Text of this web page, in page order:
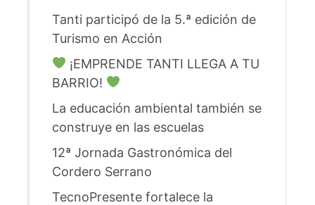
Tanti participó de la 5.ª edición de
Turismo en Acción
¡EMPRENDE TANTI LLEGA A TU
BARRIO!
La educación ambiental también se
construye en las escuelas
12ª Jornada Gastronómica del
Cordero Serrano
TecnoPresente fortalece la